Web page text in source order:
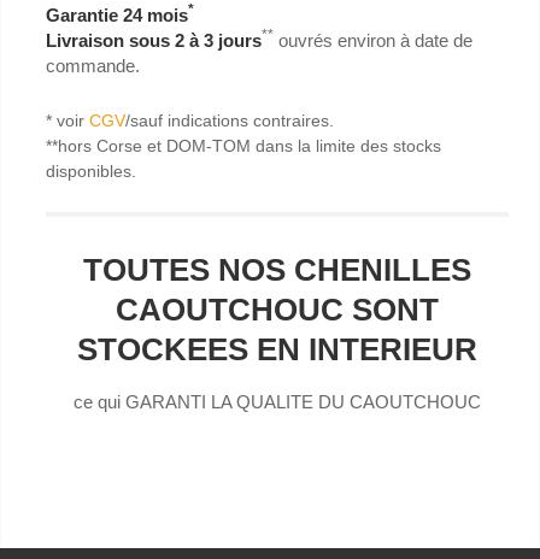
Garantie 24 mois*
Livraison sous 2 à 3 jours** ouvrés environ à date de
commande.
* voir CGV/sauf indications contraires.
**hors Corse et DOM-TOM dans la limite des stocks
disponibles.
TOUTES NOS CHENILLES
CAOUTCHOUC SONT
STOCKEES EN INTERIEUR
ce qui GARANTI LA QUALITE DU CAOUTCHOUC